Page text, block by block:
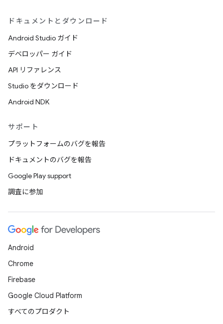
ドキュメントとダウンロード
Android Studio ガイド
デベロッパー ガイド
API リファレンス
Studio をダウンロード
Android NDK
サポート
プラットフォームのバグを報告
ドキュメントのバグを報告
Google Play support
調査に参加
Android
Chrome
Firebase
Google Cloud Platform
すべてのプロダクト